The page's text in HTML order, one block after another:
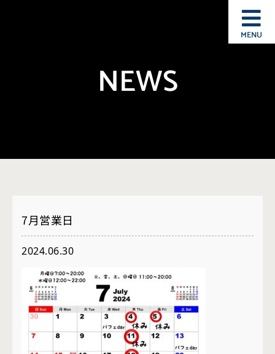
MENU
NEWS
7月営業日
2024.06.30